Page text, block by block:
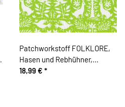
Patchworkstoff FOLKLORE,
Hasen und Rebhühner,
hellgrün, Moda Fabrics
18,99 € *